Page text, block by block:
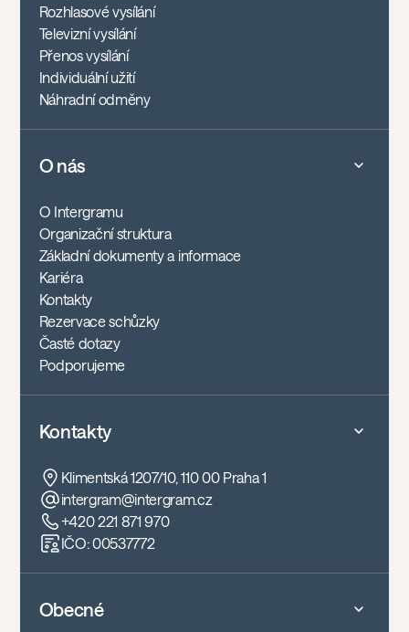
Rozhlasové vysílání
Televizní vysílání
Přenos vysílání
Individuální užití
Náhradní odměny
O nás
O Intergramu
Organizační struktura
Základní dokumenty a informace
Kariéra
Kontakty
Rezervace schůzky
Časté dotazy
Podporujeme
Kontakty
Klimentská 1207/10, 110 00 Praha 1
intergram@intergram.cz
+420 221 871 970
IČO: 00537772
Obecné